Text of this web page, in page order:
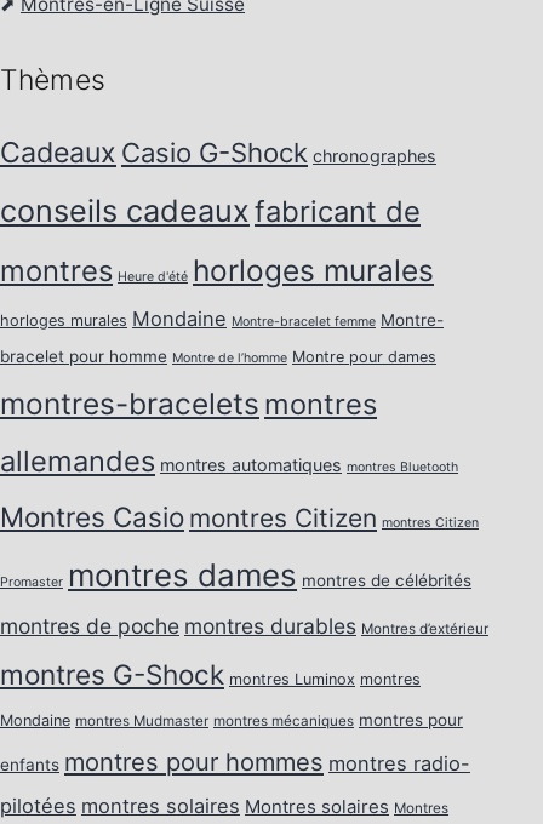
⬈ Montres-en-Ligne Suisse
Thèmes
Cadeaux Casio G-Shock chronographes
conseils cadeauxfabricant de
montres Heure d'été horloges murales
horloges murales Mondaine Montre-bracelet femme Montre-
bracelet pour homme Montre de l’homme Montre pour dames
montres-bracelets montres
allemandes montres automatiques montres Bluetooth
Montres Casio montres Citizen montres Citizen
Promaster montres dames montres de célébrités
montres de poche montres durables Montres d’extérieur
montres G-Shock montres Luminox montres
Mondaine montres Mudmaster montres mécaniques montres pour
enfants montres pour hommes montres radio-
pilotées montres solaires Montres solaires Montres